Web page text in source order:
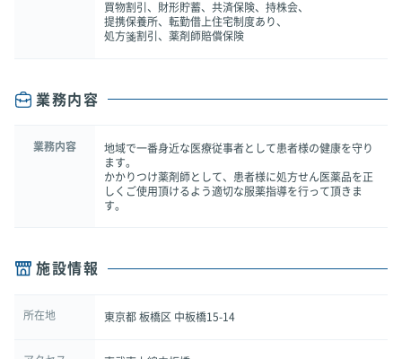
買物割引、財形貯蓄、共済保険、持株会、
提携保養所、転勤借上住宅制度あり、
処方箋割引、薬剤師賠償保険
業務内容
業務内容
地域で一番身近な医療従事者として患者様の健康を守り
ます。
かかりつけ薬剤師として、患者様に処方せん医薬品を正
しくご使用頂けるよう適切な服薬指導を行って頂きま
す。
施設情報
所在地 東京都 板橋区 中板橋15-14